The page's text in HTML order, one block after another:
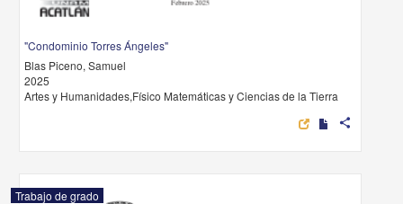
"Condominio Torres Ángeles"
Blas Piceno, Samuel
2025
Artes y Humanidades,Físico Matemáticas y Ciencias de la Tierra
share
Trabajo de grado